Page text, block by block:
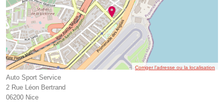
Corriger l’adresse ou la localisation
Auto Sport Service
2 Rue Léon Bertrand
06200 Nice